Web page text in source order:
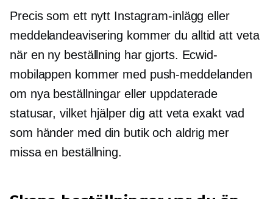
Precis som ett nytt Instagram-inlägg eller
meddelandeavisering kommer du alltid att veta
när en ny beställning har gjorts. Ecwid-
mobilappen kommer med push-meddelanden
om nya beställningar eller uppdaterade
statusar, vilket hjälper dig att veta exakt vad
som händer med din butik och aldrig mer
missa en beställning.